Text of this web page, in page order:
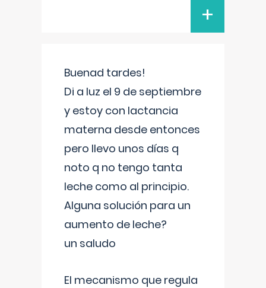
+
Buenad tardes!
Di a luz el 9 de septiembre
y estoy con lactancia
materna desde entonces
pero llevo unos días q
noto q no tengo tanta
leche como al principio.
Alguna solución para un
aumento de leche?
un saludo
El mecanismo que regula